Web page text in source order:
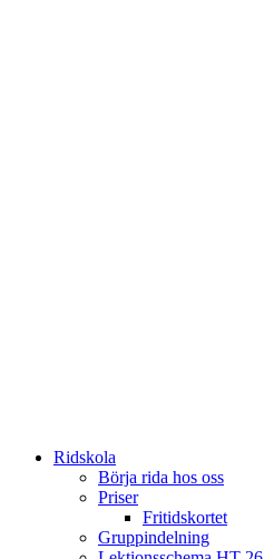
Ridskola
Börja rida hos oss
Priser
Fritidskortet
Gruppindelning